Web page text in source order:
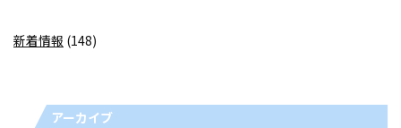
新着情報 (148)
アーカイブ